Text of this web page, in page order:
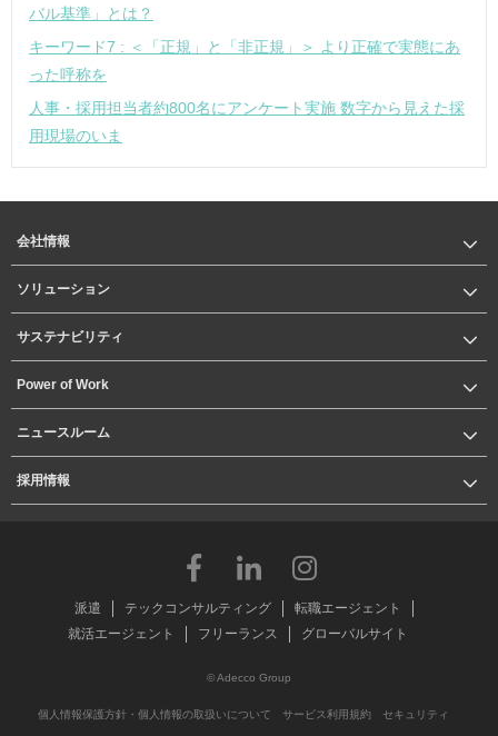
バル基準」とは？
キーワード7 : ＜「正規」と「非正規」＞ より正確で実態にあ
った呼称を
人事・採用担当者約800名にアンケート実施 数字から見えた採
用現場のいま
会社情報
ソリューション
サステナビリティ
Power of Work
ニュースルーム
採用情報
派遣 テックコンサルティング
転職エージェント
就活エージェント
フリーランス グローバルサイト
© Adecco Group
個人情報保護方針・個人情報の取扱いについて サービス利用規約 セキュリティ